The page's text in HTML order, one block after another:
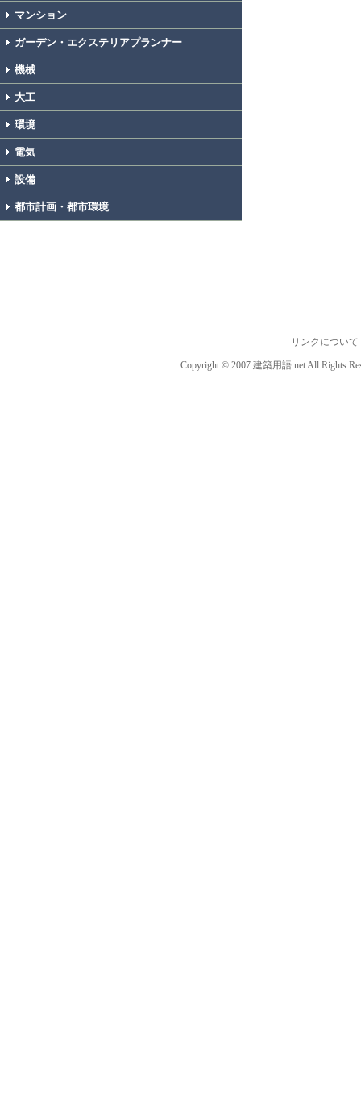
マンション
ガーデン・エクステリアプランナー
機械
大工
環境
電気
設備
都市計画・都市環境
リンクについて
Copyright © 2007 建築用語.net All Rights